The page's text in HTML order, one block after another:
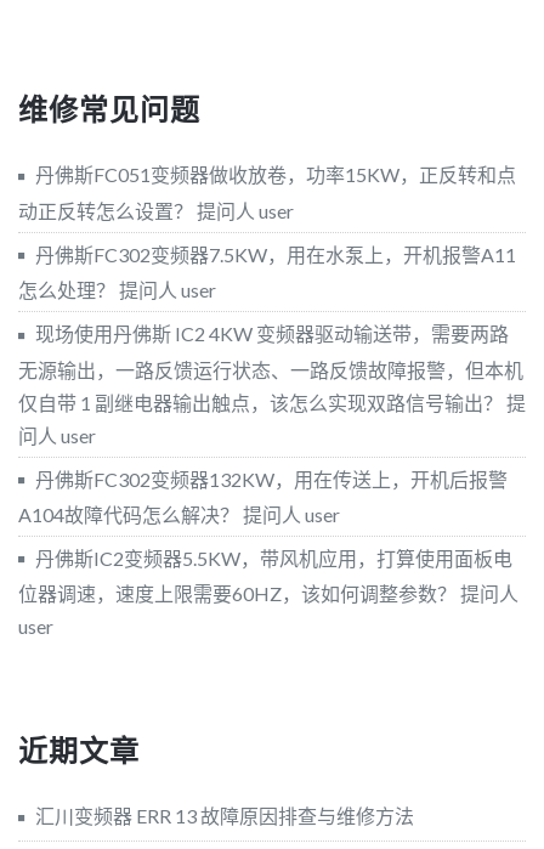
维修常见问题
丹佛斯FC051变频器做收放卷，功率15KW，正反转和点
动正反转怎么设置？ 提问人 user
丹佛斯FC302变频器7.5KW，用在水泵上，开机报警A11
怎么处理？ 提问人 user
现场使用丹佛斯 IC2 4KW 变频器驱动输送带，需要两路
无源输出，一路反馈运行状态、一路反馈故障报警，但本机
仅自带 1 副继电器输出触点，该怎么实现双路信号输出？ 提
问人 user
丹佛斯FC302变频器132KW，用在传送上，开机后报警
A104故障代码怎么解决？ 提问人 user
丹佛斯IC2变频器5.5KW，带风机应用，打算使用面板电
位器调速，速度上限需要60HZ，该如何调整参数？ 提问人
user
近期文章
汇川变频器 ERR 13 故障原因排查与维修方法